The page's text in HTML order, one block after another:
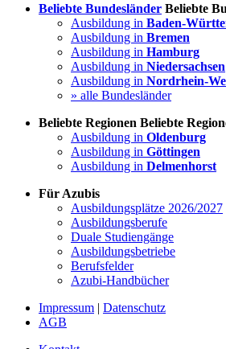
Beliebte Bundesländer Beliebte
Ausbildung in Baden-
Ausbildung in Bremen
Ausbildung in Hamburg
Ausbildung in Niedersachsen
Ausbildung in Nordrhein-
» alle Bundesländer
Beliebte Regionen Beliebte
Ausbildung in Oldenburg
Ausbildung in Göttingen
Ausbildung in Delmenhorst
Für Azubis
Ausbildungsplätze 2026/2027
Ausbildungsberufe
Duale Studiengänge
Ausbildungsbetriebe
Berufsfelder
Azubi-Handbücher
Impressum | Datenschutz
AGB